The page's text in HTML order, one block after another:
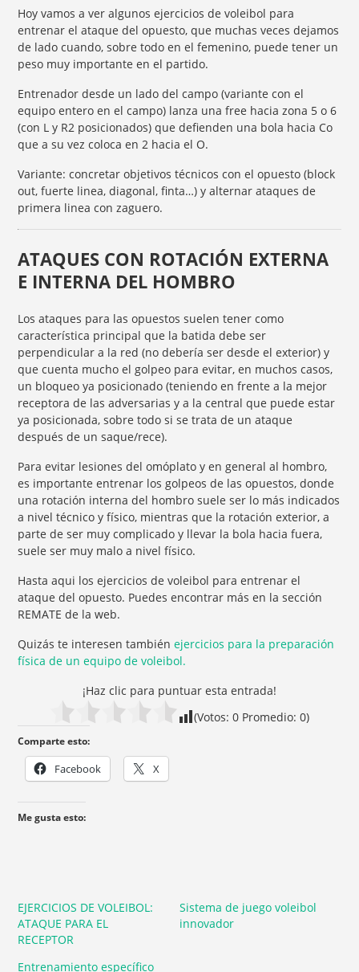
Hoy vamos a ver algunos ejercicios de voleibol para
entrenar el ataque del opuesto, que muchas veces dejamos
de lado cuando, sobre todo en el femenino, puede tener un
peso muy importante en el partido.
Entrenador desde un lado del campo (variante con el
equipo entero en el campo) lanza una free hacia zona 5 o 6
(con L y R2 posicionados) que defienden una bola hacia Co
que a su vez coloca en 2 hacia el O.
Variante: concretar objetivos técnicos con el opuesto (block
out, fuerte linea, diagonal, finta…) y alternar ataques de
primera linea con zaguero.
ATAQUES CON ROTACIÓN EXTERNA
E INTERNA DEL HOMBRO
Los ataques para las opuestos suelen tener como
característica principal que la batida debe ser
perpendicular a la red (no debería ser desde el exterior) y
que cuenta mucho el golpeo para evitar, en muchos casos,
un bloqueo ya posicionado (teniendo en frente a la mejor
receptora de las adversarias y a la central que puede estar
ya posicionada, sobre todo si se trata de un ataque
después de un saque/rece).
Para evitar lesiones del omóplato y en general al hombro,
es importante entrenar los golpeos de las opuestos, donde
una rotación interna del hombro suele ser lo más indicados
a nivel técnico y físico, mientras que la rotación exterior, a
parte de ser muy complicado y llevar la bola hacia fuera,
suele ser muy malo a nivel físico.
Hasta aqui los ejercicios de voleibol para entrenar el
ataque del opuesto. Puedes encontrar más en la sección
REMATE de la web.
Quizás te interesen tambiénejercicios para la preparación
física de un equipo de voleibol.
¡Haz clic para puntuar esta entrada!
(Votos: 0 Promedio: 0)
Comparte esto:
Facebook X
Me gusta esto:
EJERCICIOS DE VOLEIBOL:
ATAQUE PARA EL
RECEPTOR
Sistema de juego voleibol
innovador
Entrenamiento específico